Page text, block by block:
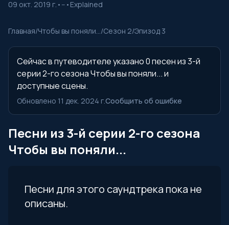
09 окт. 2019 г. • -- • Explained
Главная/Чтобы вы поняли.../Сезон 2/Эпизод 3
Сейчас в путеводителе указано 0 песен из 3-й
серии 2-го сезона Чтобы вы поняли... и
доступные сцены.
Обновлено 11 дек. 2024 г.Сообщить об ошибке
Песни из 3-й серии 2-го сезона
Чтобы вы поняли...
Песни для этого саундтрека пока не
описаны.